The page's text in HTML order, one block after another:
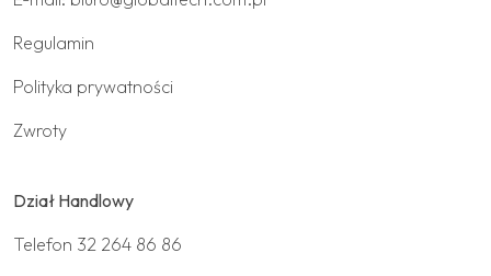
Regulamin
Polityka prywatności
Zwroty
Dział Handlowy
Telefon 32 264 86 86